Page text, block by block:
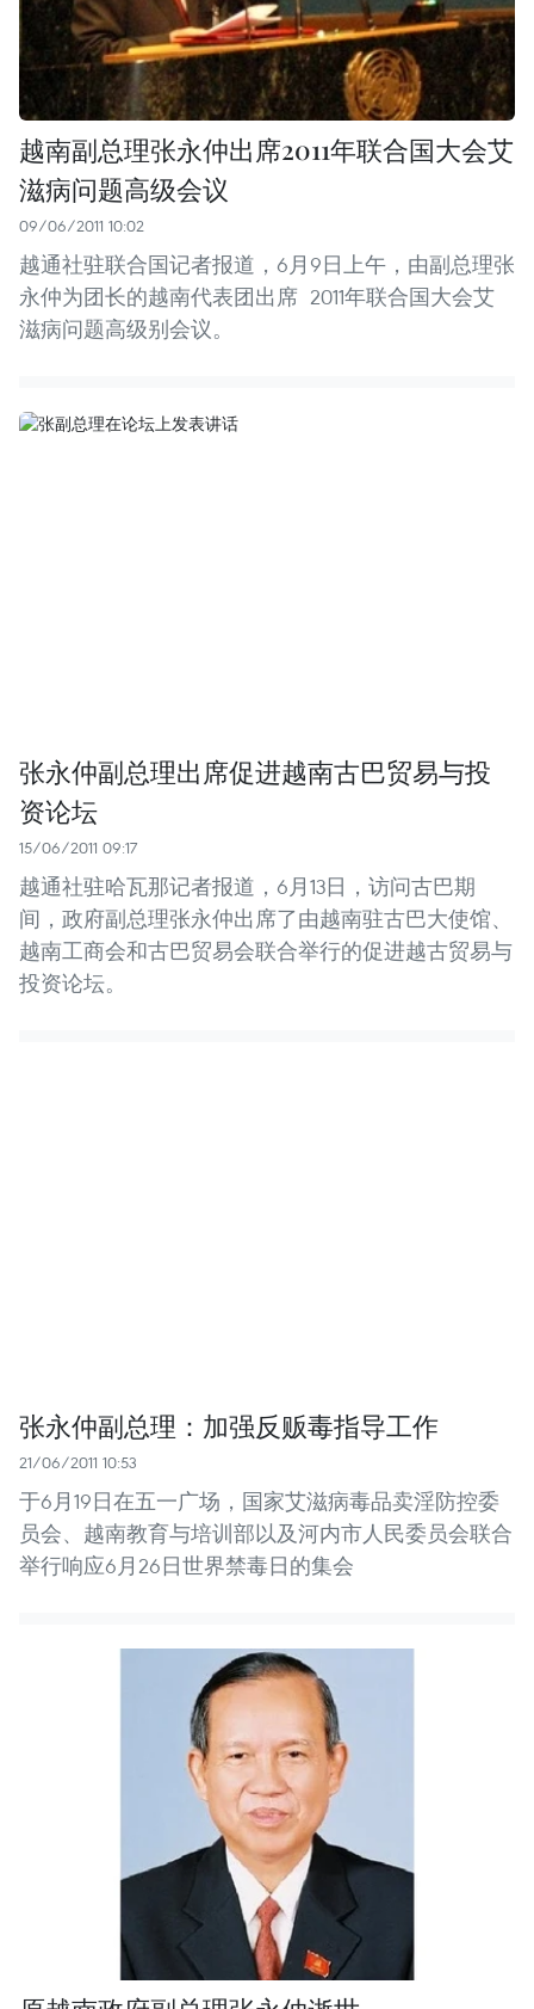
越南副总理张永仲出席2011年联合国大会艾
滋病问题高级会议
09/06/2011 10:02
越通社驻联合国记者报道，6月9日上午，由副总理张
永仲为团长的越南代表团出席 2011年联合国大会艾
滋病问题高级别会议。
张永仲副总理出席促进越南古巴贸易与投
资论坛
15/06/2011 09:17
越通社驻哈瓦那记者报道，6月13日，访问古巴期
间，政府副总理张永仲出席了由越南驻古巴大使馆、
越南工商会和古巴贸易会联合举行的促进越古贸易与
投资论坛。
张永仲副总理：加强反贩毒指导工作
21/06/2011 10:53
于6月19日在五一广场，国家艾滋病毒品卖淫防控委
员会、越南教育与培训部以及河内市人民委员会联合
举行响应6月26日世界禁毒日的集会